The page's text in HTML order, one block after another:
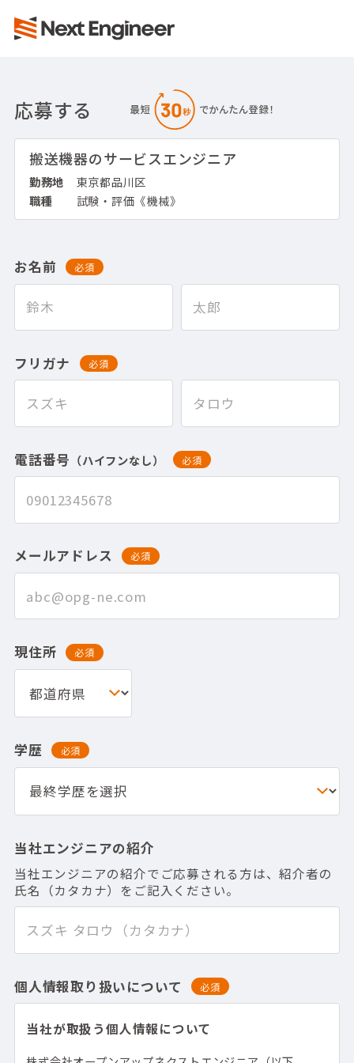
応募する
搬送機器のサービスエンジニア
勤務地
東京都品川区
職種
試験・評価《機械》
お名前 必須
フリガナ 必須
電話番号 （ハイフンなし） 必須
メールアドレス 必須
現住所 必須
学歴 必須
当社エンジニアの紹介
当社エンジニアの紹介でご応募される方は、紹介者の
氏名（カタカナ）をご記入ください。
個人情報取り扱いについて 必須
当社が取扱う個人情報について